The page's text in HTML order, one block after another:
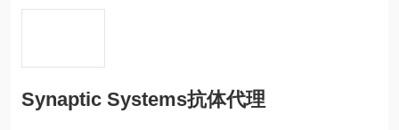
Synaptic Systems抗体代理